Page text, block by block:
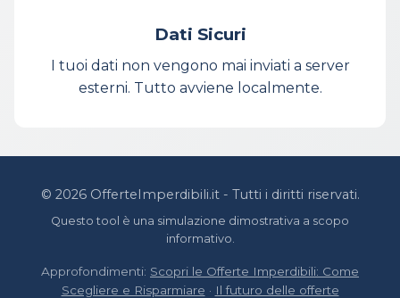
Dati Sicuri
I tuoi dati non vengono mai inviati a server
esterni. Tutto avviene localmente.
© 2026 OfferteImperdibili.it - Tutti i diritti riservati.
Questo tool è una simulazione dimostrativa a scopo
informativo.
Approfondimenti: Scopri le Offerte Imperdibili: Come
Scegliere e Risparmiare · Il futuro delle offerte